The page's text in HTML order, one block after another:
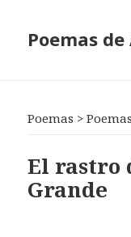
Poemas
Poemas >
El rastro
Grande